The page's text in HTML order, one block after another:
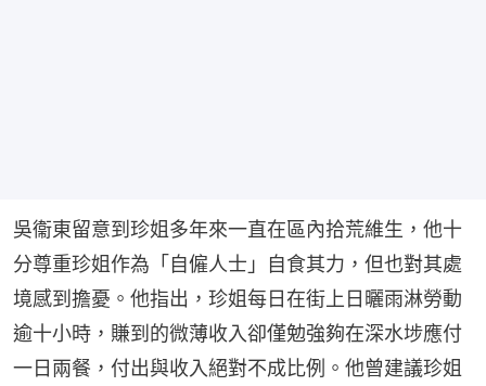
吳衞東留意到珍姐多年來一直在區內拾荒維生，他十
分尊重珍姐作為「自僱人士」自食其力，但也對其處
境感到擔憂。他指出，珍姐每日在街上日曬雨淋勞動
逾十小時，賺到的微薄收入卻僅勉強夠在深水埗應付
一日兩餐，付出與收入絕對不成比例。他曾建議珍姐